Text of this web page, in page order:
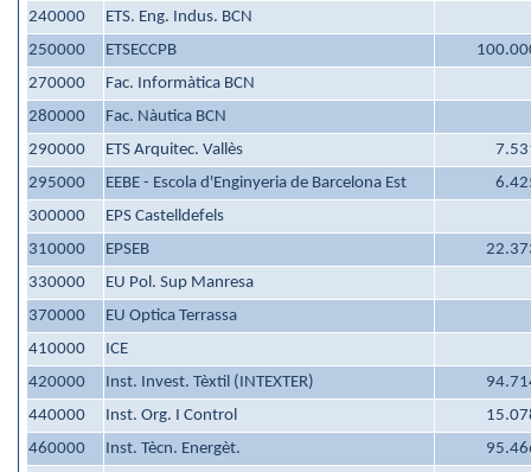
240000
ETS. Eng. Indus. BCN
250000
ETSECCPB
270000
Fac. Informàtica BCN
280000
Fac. Nàutica BCN
290000
ETS Arquitec. Vallès
295000
EEBE - Escola d'Enginyeria de Barcelona Est
300000
EPS Castelldefels
310000
EPSEB
330000
EU Pol. Sup Manresa
370000
EU Optica Terrassa
410000
ICE
420000
Inst. Invest. Tèxtil (INTEXTER)
440000
Inst. Org. I Control
460000
Inst. Tècn. Energèt.